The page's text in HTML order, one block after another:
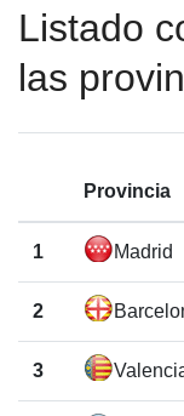
Listado
las
Provincia
1 Madrid
2
3